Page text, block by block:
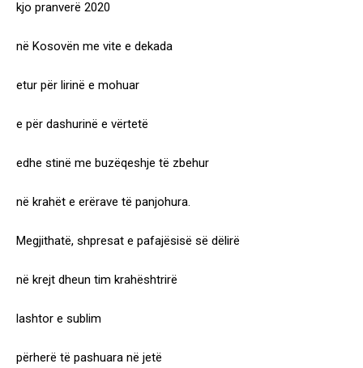
kjo pranverë 2020
në Kosovën me vite e dekada
etur për lirinë e mohuar
e për dashurinë e vërtetë
edhe stinë me buzëqeshje të zbehur
në krahët e erërave të panjohura.
Megjithatë, shpresat e pafajësisë së dëlirë
në krejt dheun tim krahështrirë
lashtor e sublim
përherë të pashuara në jetë